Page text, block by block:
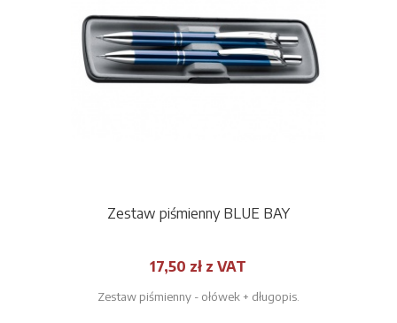
Zestaw piśmienny BLUE BAY
17,50 zł z VAT
Zestaw piśmienny - ołówek + długopis.